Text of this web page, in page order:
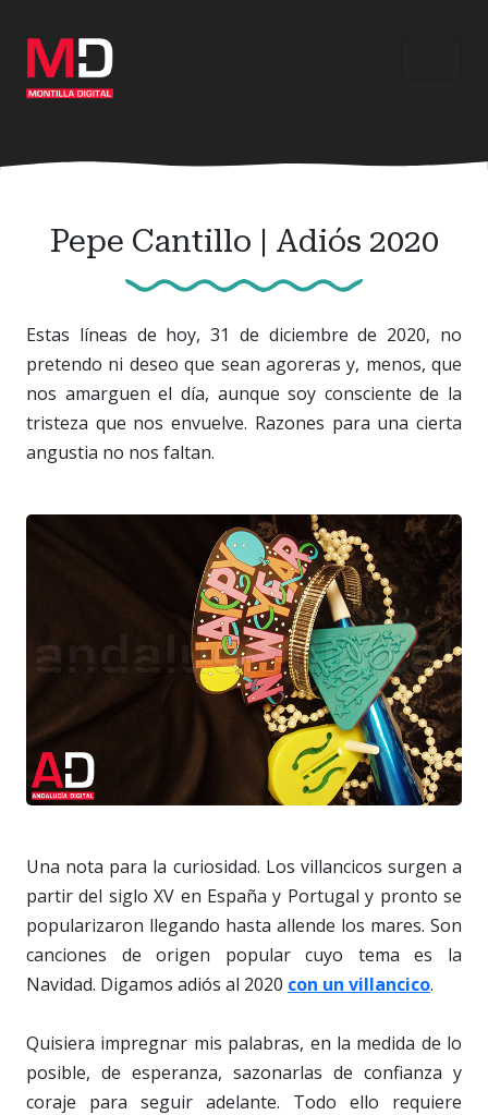
contenido
principal
Pepe Cantillo | Adiós 2020
Estas líneas de hoy, 31 de diciembre de 2020, no
pretendo ni deseo que sean agoreras y, menos, que
nos amarguen el día, aunque soy consciente de la
tristeza que nos envuelve. Razones para una cierta
angustia no nos faltan.
Una nota para la curiosidad. Los villancicos surgen a
partir del siglo XV en España y Portugal y pronto se
popularizaron llegando hasta allende los mares. Son
canciones de origen popular cuyo tema es la
Navidad. Digamos adiós al 2020 con un villancico.
Quisiera impregnar mis palabras, en la medida de lo
posible, de esperanza, sazonarlas de confianza y
coraje para seguir adelante. Todo ello requiere